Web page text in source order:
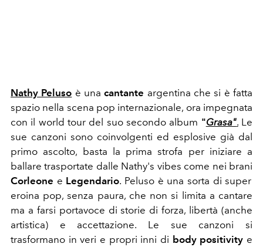
Nathy Peluso è unacantante argentina che si è fatta
spazio nella scena pop internazionale, ora impegnata
con il world tour del suo secondo album "Grasa".Le
sue canzoni sono coinvolgenti ed esplosive già dal
primo ascolto, basta la prima strofa per iniziare a
ballare trasportate dalle Nathy's vibes come nei brani
Corleone e Legendario. Peluso è una sorta di super
eroina pop, senza paura, che non si limita a cantare
ma a farsi portavoce di storie di forza, libertà (anche
artistica) e accettazione. Le sue canzoni si
trasformano in veri e propri inni di body positivity e